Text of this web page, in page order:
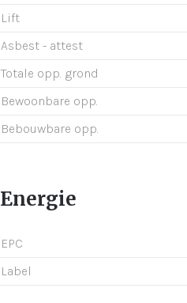
Lift
Asbest - attest
Totale opp. grond
Bewoonbare opp.
Bebouwbare opp.
Energie
EPC
Label